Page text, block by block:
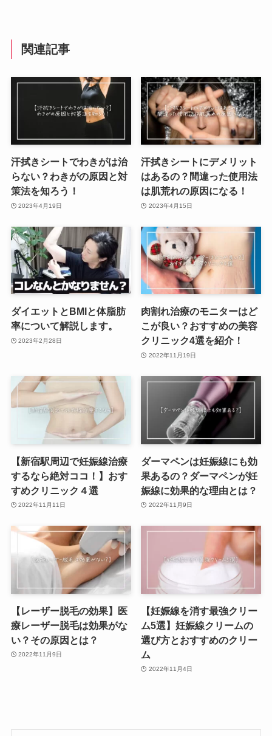
関連記事
汗拭きシートでわきがは治
らない？わきがの原因と対
策法を知ろう！
2023年4月19日
汗拭きシートにデメリット
はあるの？間違った使用法
は肌荒れの原因になる！
2023年4月15日
ダイエットとBMIと体脂肪
率について解説します。
2023年2月28日
肉割れ治療のモニターはど
こが良い？おすすめの美容
クリニック4選を紹介！
2022年11月19日
【新宿駅周辺で妊娠線治療
するなら絶対ココ！】おす
すめクリニック４選
2022年11月11日
ダーマペンは妊娠線にも効
果あるの？ダーマペンが妊
娠線に効果的な理由とは？
2022年11月9日
【レーザー脱毛の効果】医
療レーザー脱毛は効果がな
い？その原因とは？
2022年11月9日
【妊娠線を消す最強クリー
ム5選】妊娠線クリームの
選び方とおすすめのクリー
ム
2022年11月4日